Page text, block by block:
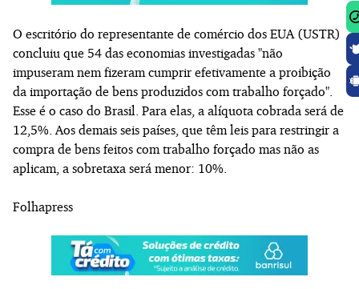
O escritório do representante de comércio dos EUA (USTR)
concluiu que 54 das economias investigadas "não
impuseram nem fizeram cumprir efetivamente a proibição
da importação de bens produzidos com trabalho forçado".
Esse é o caso do Brasil. Para elas, a alíquota cobrada será de
12,5%. Aos demais seis países, que têm leis para restringir a
compra de bens feitos com trabalho forçado mas não as
aplicam, a sobretaxa será menor: 10%.
Folhapress